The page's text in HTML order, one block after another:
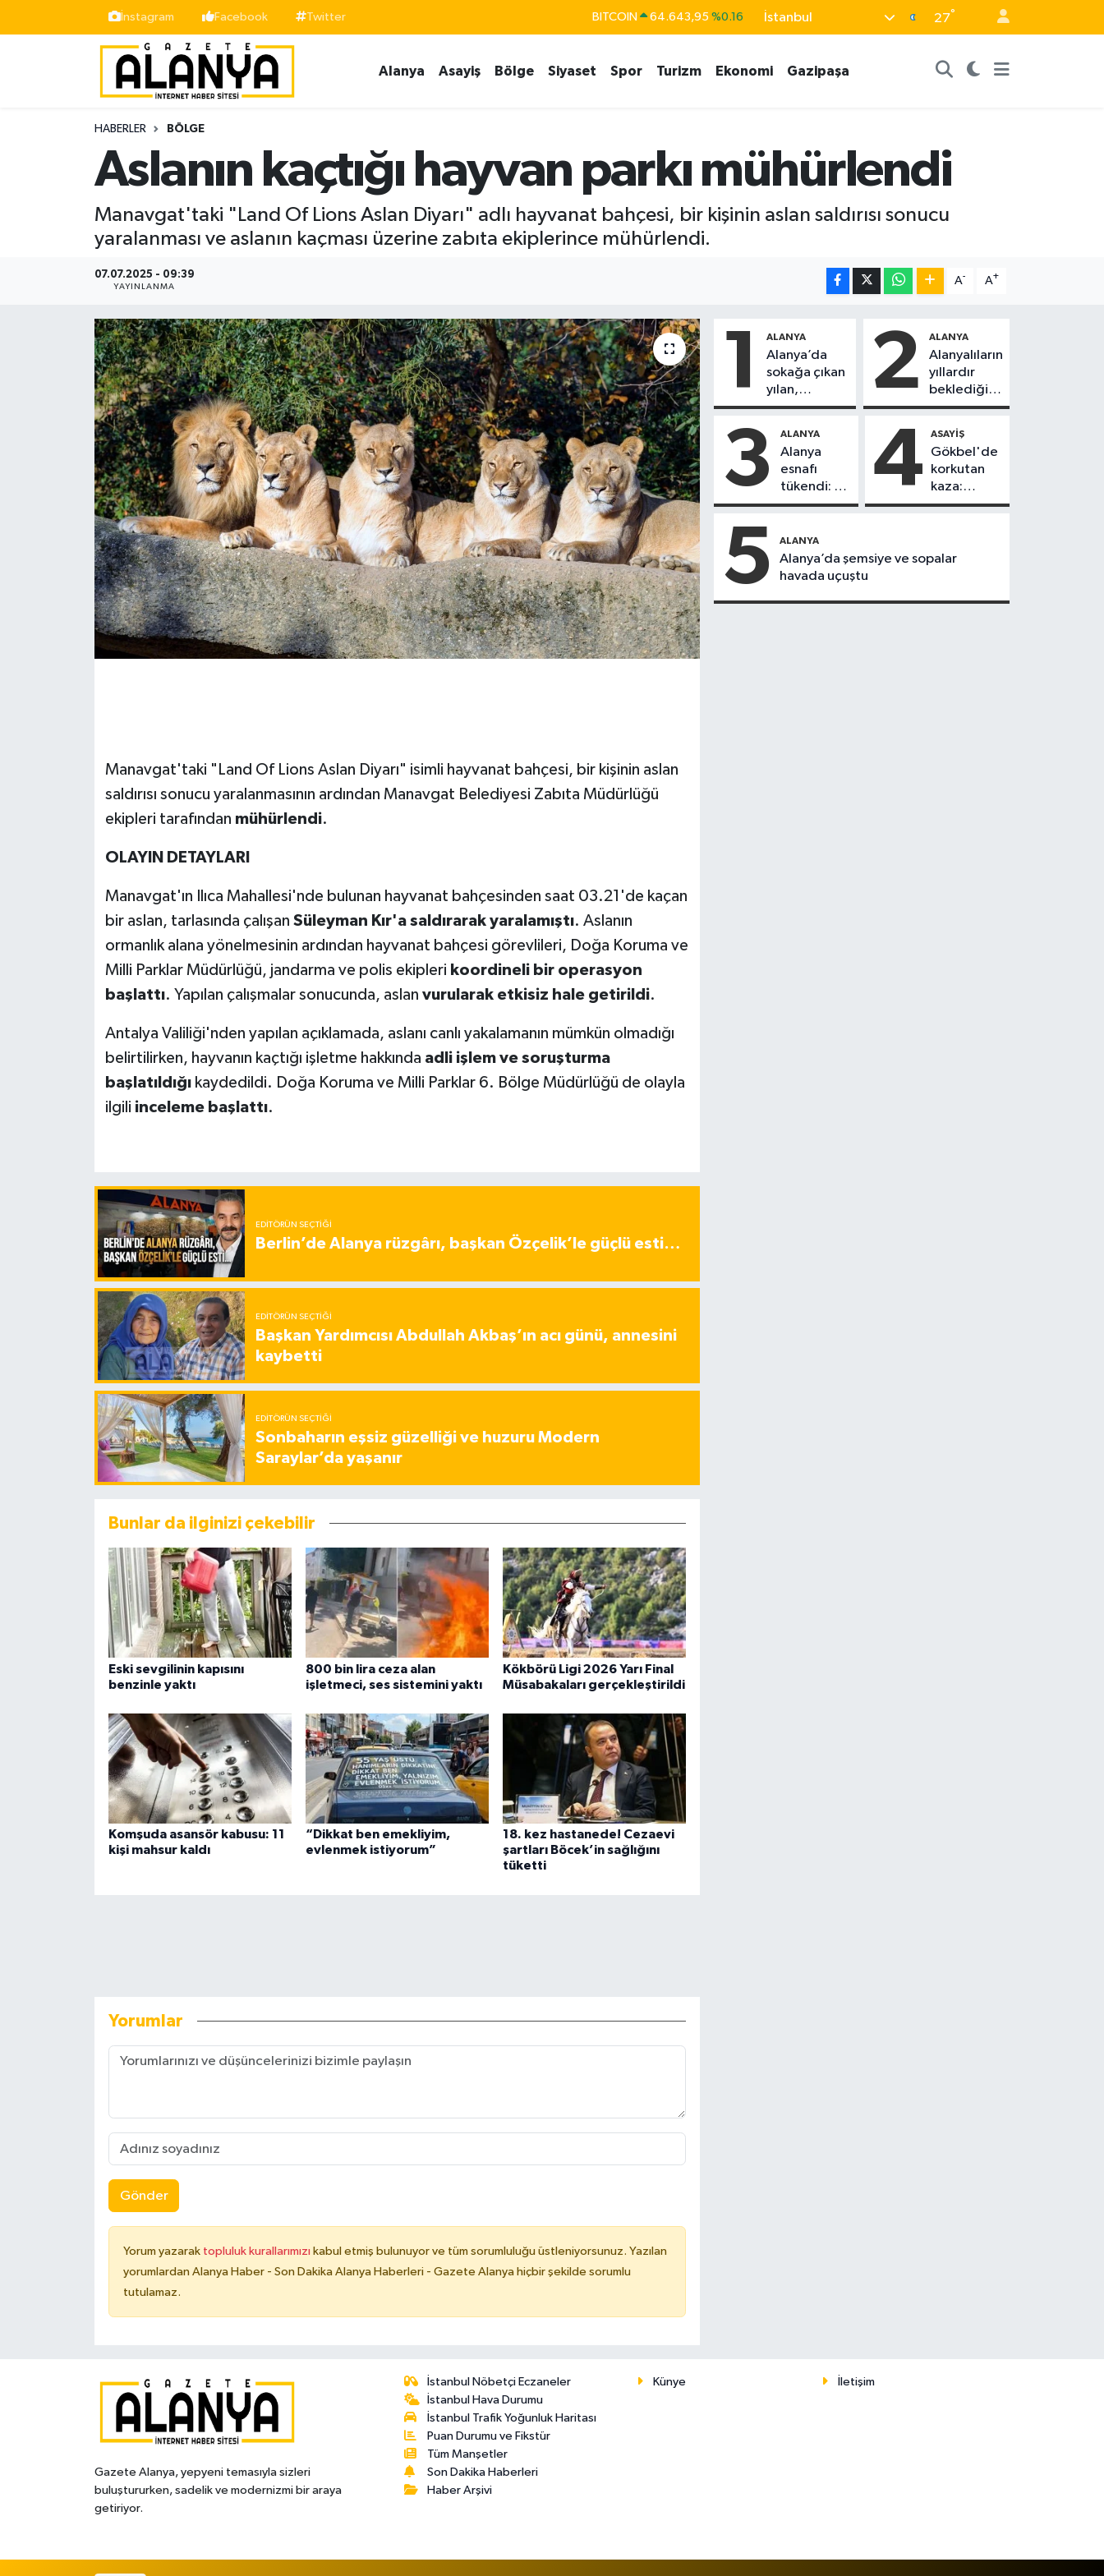
İnstagram Facebook Twitter BITCOIN 64.643,95 %0.16
EURO 55,0406 %-0.08
BİST100 13.799 %70
İstanbul 27°
Alanya Asayiş Bölge Siyaset Spor Turizm Ekonomi Gazipaşa
HABERLER BÖLGE
Aslanın kaçtığı hayvan parkı mühürlendi
Manavgat'taki "Land Of Lions Aslan Diyarı" adlı hayvanat bahçesi, bir kişinin aslan saldırısı sonucu
yaralanması ve aslanın kaçması üzerine zabıta ekiplerince mühürlendi.
07.07.2025 - 09:39
YAYINLANMA
A- A+
Manavgat'taki "Land Of Lions Aslan Diyarı" isimli hayvanat bahçesi, bir kişinin aslan
saldırısı sonucu yaralanmasının ardından Manavgat Belediyesi Zabıta Müdürlüğü
ekipleri tarafından mühürlendi.
OLAYIN DETAYLARI
Manavgat'ın Ilıca Mahallesi'nde bulunan hayvanat bahçesinden saat 03.21'de kaçan
bir aslan, tarlasında çalışan Süleyman Kır'a saldırarak yaralamıştı. Aslanın
ormanlık alana yönelmesinin ardından hayvanat bahçesi görevlileri, Doğa Koruma ve
Milli Parklar Müdürlüğü, jandarma ve polis ekipleri koordineli bir operasyon
başlattı. Yapılan çalışmalar sonucunda, aslan vurularak etkisiz hale getirildi.
Antalya Valiliği'nden yapılan açıklamada, aslanı canlı yakalamanın mümkün olmadığı
belirtilirken, hayvanın kaçtığı işletme hakkında adli işlem ve soruşturma
başlatıldığıkaydedildi. Doğa Koruma ve Milli Parklar 6. Bölge Müdürlüğü de olayla
ilgili inceleme başlattı.
EDITÖRÜN SEÇTIĞI
Berlin’de Alanya rüzgârı, başkan Özçelik’le güçlü esti…
EDITÖRÜN SEÇTIĞI
Başkan Yardımcısı Abdullah Akbaş’ın acı günü, annesini
kaybetti
EDITÖRÜN SEÇTIĞI
Sonbaharın eşsiz güzelliği ve huzuru Modern
Saraylar’da yaşanır
Bunlar da ilginizi çekebilir
Eski sevgilinin kapısını
benzinle yaktı
800 bin lira ceza alan
işletmeci, ses sistemini yaktı
Kökbörü Ligi 2026 Yarı Final
Müsabakaları gerçekleştirildi
Komşuda asansör kabusu: 11
kişi mahsur kaldı
“Dikkat ben emekliyim,
evlenmek istiyorum”
18. kez hastanede! Cezaevi
şartları Böcek’in sağlığını
tüketti
Yorumlar
Gönder
Yorum yazarak topluluk kurallarımızı kabul etmiş bulunuyor ve tüm sorumluluğu üstleniyorsunuz. Yazılan
yorumlardan Alanya Haber - Son Dakika Alanya Haberleri - Gazete Alanya hiçbir şekilde sorumlu
tutulamaz.
1 ALANYA
Alanya’da
sokağa çıkan
yılan,
vatandaşı
2 ALANYA
Alanyalıların
yıllardır
beklediği
yol askıdan
3 ALANYA
Alanya
esnafı
tükendi: 1
ayda 150
kapandı
4 ASAYIŞ
Gökbel'de
korkutan
kaza:
Başkanın
çarptı
5 ALANYA
Alanya’da şemsiye ve sopalar
havada uçuştu
Gazete Alanya, yepyeni temasıyla sizleri
buluştururken, sadelik ve modernizmi bir araya
getiriyor.
İstanbul Nöbetçi Eczaneler
İstanbul Hava Durumu
İstanbul Trafik Yoğunluk Haritası
Puan Durumu ve Fikstür
Tüm Manşetler
Son Dakika Haberleri
Haber Arşivi
Künye İletişim
Siyaset
Gazipaşa
İstanbul Nöbetçi Eczaneler
İstanbul Hava Durumu
Süper Lig Puan Durumu ve Fikstür
Tüm Manşetler
Son Dakika Haberleri